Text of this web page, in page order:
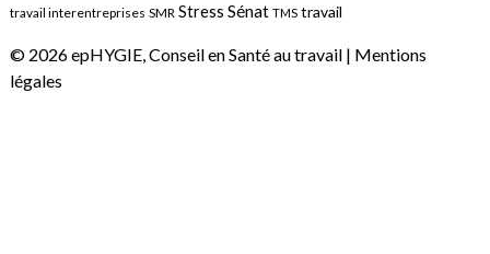
travail interentreprises SMR Stress Sénat TMS travail
© 2026 epHYGIE, Conseil en Santé au travail | Mentions
légales